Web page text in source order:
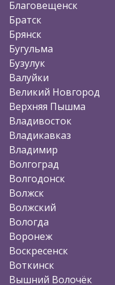
Благовещенск
Братск
Брянск
Бугульма
Бузулук
Валуйки
Великий Новгород
Верхняя Пышма
Владивосток
Владикавказ
Владимир
Волгоград
Волгодонск
Волжск
Волжский
Вологда
Воронеж
Воскресенск
Воткинск
Вышний Волочёк